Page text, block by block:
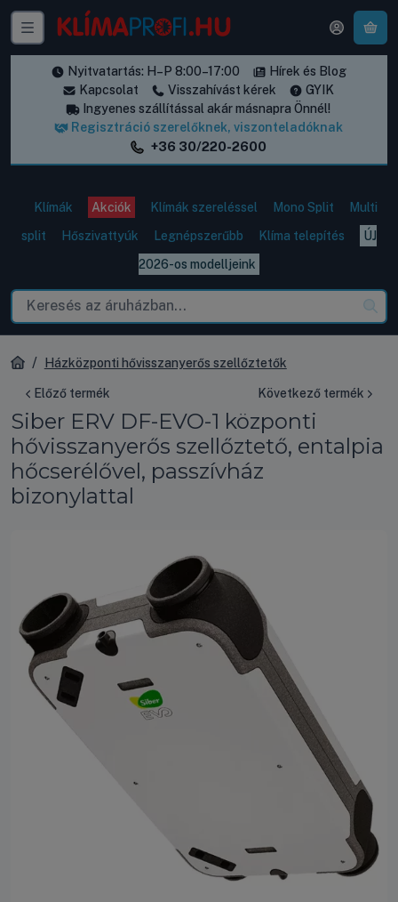
Nyitvatartás: H–P 8:00–17:00
Hírek és Blog
Kapcsolat
Visszahívást kérek
GYIK
Ingyenes szállítással akár másnapra Önnél!
Regisztráció szerelőknek, viszonteladóknak
+36 30/220-2600
Klímák Akciók Klímák szereléssel Mono Split
Multi
split
Hőszivattyúk Legnépszerűbb Klíma telepítés
ÚJ
2026-os modelljeink
Házközponti hővisszanyerős szellőztetők
Előző termék Következő termék
Siber ERV DF-EVO-1 központi
hővisszanyerős szellőztető, entalpia
hőcserélővel, passzívház
bizonylattal